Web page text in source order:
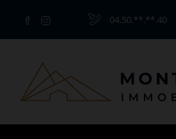
04.50.**.**.40